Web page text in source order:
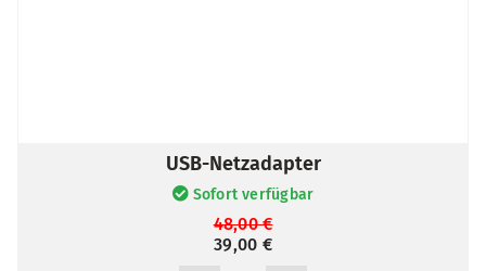
USB-Netzadapter
Sofort verfügbar
48,00€
Ursprünglicher
Preis
39,00 €
Aktueller
Preis